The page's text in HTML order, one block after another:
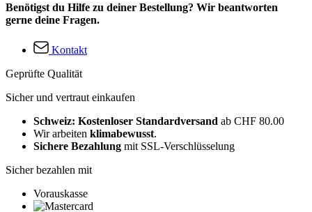
Benötigst du Hilfe zu deiner Bestellung? Wir beantworten
gerne deine Fragen.
Kontakt
Geprüfte Qualität
Sicher und vertraut einkaufen
Schweiz: Kostenloser Standardversand ab CHF 80.00
Wir arbeiten klimabewusst.
Sichere Bezahlung mit SSL-Verschlüsselung
Sicher bezahlen mit
Vorauskasse